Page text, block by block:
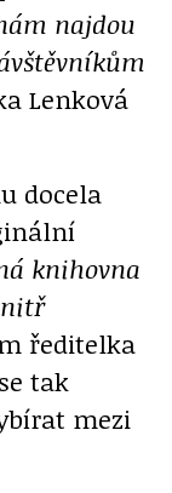
najdou
Lenková
docela
knihovna
ředitelka
tak
mezi